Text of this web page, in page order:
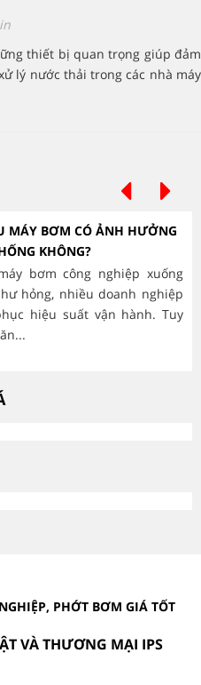
thiết bị quan trọng giúp đảm
lý nước thải trong các nhà máy
MÁY BƠM CÓ ẢNH HƯỞNG
KHÔNG?
bơm công nghiệp xuống
hỏng, nhiều doanh nghiệp
hiệu suất vận hành. Tuy
PHỚT BƠM GIÁ TỐT
VÀ THƯƠNG MẠI IPS